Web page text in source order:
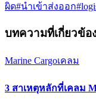
ผิด#นำเข้าส่งออก#
บทความที่เกี่ยวข้อ
Marine Cargoเคลม
3 สาเหตุหลักที่เคลม